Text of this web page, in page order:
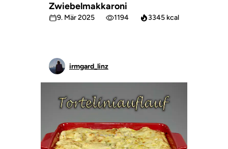
Zwiebelmakkaroni
9. Mär 2025 1194 3345 kcal
irmgard_linz